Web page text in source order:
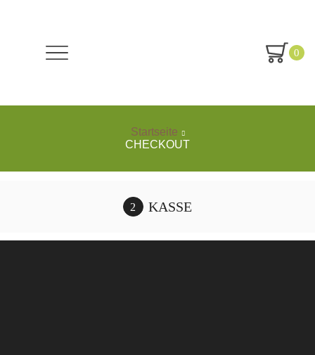
0
Startseite
CHECKOUT
KASSE